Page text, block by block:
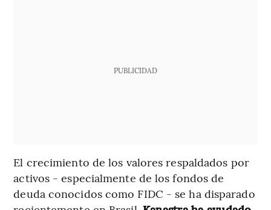
PUBLICIDAD
El crecimiento de los valores respaldados por
activos - especialmente de los fondos de
deuda conocidos como FIDC - se ha disparado